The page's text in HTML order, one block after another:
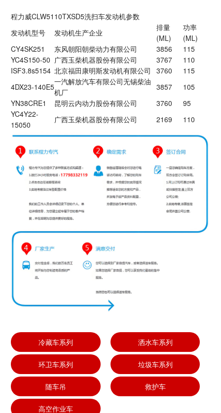
程力威CLW5110TXSD5洗扫车发动机参数
发动机型号
发动机生产企业
排量
(ML)
功率
(ML)
CY4SK251
东风朝阳朝柴动力有限公司 3856
115
YC4S150-50 广西玉柴机器股份有限公司 3767
110
ISF3.8s5154 北京福田康明斯发动机有限公司 3760
115
4DX23-140E5
一汽解放汽车有限公司无锡柴油
机厂
3857
105
YN38CRE1
昆明云内动力股份有限公司 3760
95
YC4Y22-
15050
广西玉柴机器股份有限公司 2169 110
冷藏车系列 洒水车系列
环卫车系列 垃圾车系列
随车吊 救护车
高空作业车